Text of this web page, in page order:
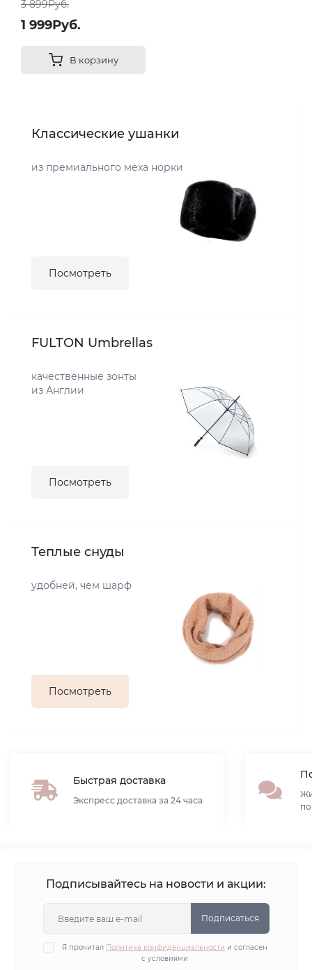
3 899Руб.
1 999Руб.
В корзину
Классические ушанки
из премиального меха норки
Посмотреть
FULTON Umbrellas
качественные зонты
из Англии
Посмотреть
Теплые снуды
удобней, чем шарф
Посмотреть
Быстрая доставка
Экспресс доставка за 24 часа
Подписывайтесь на новости и акции:
Подписаться
Я прочитал Политика конфиденциальности и согласен
с условиями